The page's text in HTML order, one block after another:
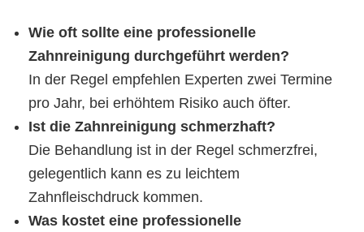
Wie oft sollte eine professionelle
Zahnreinigung durchgeführt werden?
In der Regel empfehlen Experten zwei Termine
pro Jahr, bei erhöhtem Risiko auch öfter.
Ist die Zahnreinigung schmerzhaft?
Die Behandlung ist in der Regel schmerzfrei,
gelegentlich kann es zu leichtem
Zahnfleischdruck kommen.
Was kostet eine professionelle